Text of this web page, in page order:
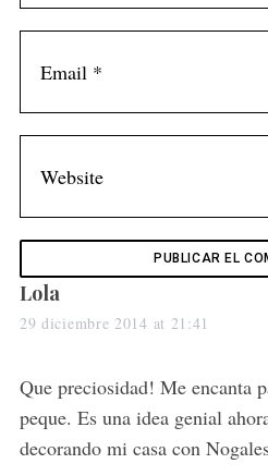
s
a
s
:
Lola
29 diciembre 2014 at 21:41
Que preciosidad! Me encanta
peque. Es una idea genial
decorando mi casa con